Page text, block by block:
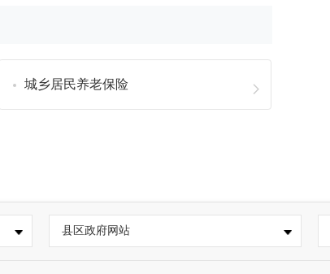
城乡居民养老保险
县区政府网站